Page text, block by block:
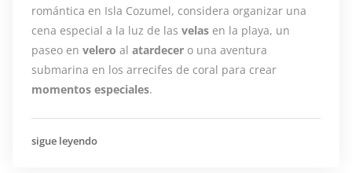
romántica en Isla Cozumel, considera organizar una
cena especial a la luz de las velas en la playa, un
paseo en velero al atardecer o una aventura
submarina en los arrecifes de coral para crear
momentos especiales.
sigue leyendo